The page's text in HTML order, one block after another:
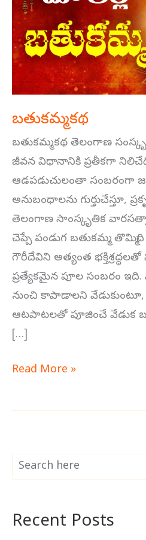
బతుకమ్మ కథ
బతుకమ్మ కథ తెలంగాణ
జీవన విధానానికి ప్రతీకగా
ఆడపడుచులంతా సంబరంగా
అనుబంధాలను గుర్తుచేస్తూ,
తెలంగాణ సాంస్కృతిక
చెప్పే పండుగ బతుకమ్మ.
గౌరీదేవిని అత్యంత
ప్రత్యేకమైన పూల సంబరం ఇది.
నుంచి కాపాడాలని
ఆటపాటలతో పూజించే వేడుక
[…]
Read More »
Recent Posts